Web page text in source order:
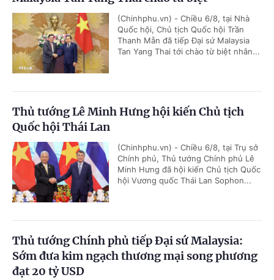
(Chinhphu.vn) - Chiều 6/8, tại Nhà
Quốc hội, Chủ tịch Quốc hội Trần
Thanh Mẫn đã tiếp Đại sứ Malaysia
Tan Yang Thai tới chào từ biệt nhân...
Thủ tướng Lê Minh Hưng hội kiến Chủ tịch
Quốc hội Thái Lan
(Chinhphu.vn) - Chiều 6/8, tại Trụ sở
Chính phủ, Thủ tướng Chính phủ Lê
Minh Hưng đã hội kiến Chủ tịch Quốc
hội Vương quốc Thái Lan Sophon...
Thủ tướng Chính phủ tiếp Đại sứ Malaysia:
Sớm đưa kim ngạch thương mại song phương
đạt 20 tỷ USD